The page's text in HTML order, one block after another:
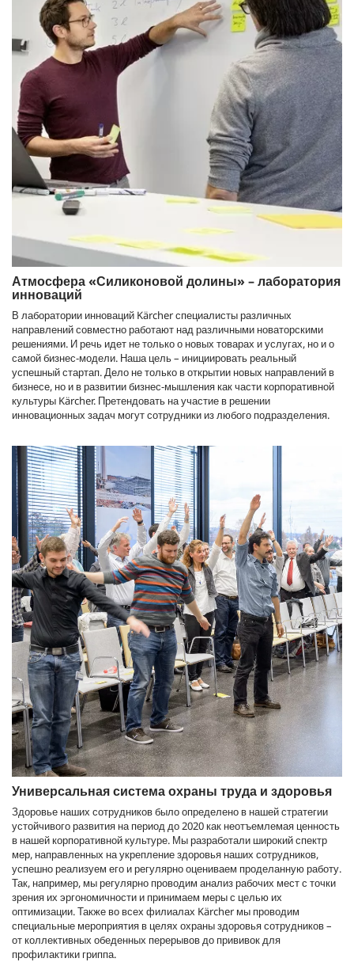
Атмосфера «Силиконовой долины» – лаборатория
инноваций
В лаборатории инноваций Kärcher специалисты различных
направлений совместно работают над различными новаторскими
решениями. И речь идет не только о новых товарах и услугах, но и о
самой бизнес-модели. Наша цель – инициировать реальный
успешный стартап. Дело не только в открытии новых направлений в
бизнесе, но и в развитии бизнес-мышления как части корпоративной
культуры Kärcher. Претендовать на участие в решении
инновационных задач могут сотрудники из любого подразделения.
Универсальная система охраны труда и здоровья
Здоровье наших сотрудников было определено в нашей стратегии
устойчивого развития на период до 2020 как неотъемлемая ценность
в нашей корпоративной культуре. Мы разработали широкий спектр
мер, направленных на укрепление здоровья наших сотрудников,
успешно реализуем его и регулярно оцениваем проделанную работу.
Так, например, мы регулярно проводим анализ рабочих мест с точки
зрения их эргономичности и принимаем меры с целью их
оптимизации. Также во всех филиалах Kärcher мы проводим
специальные мероприятия в целях охраны здоровья сотрудников –
от коллективных обеденных перерывов до прививок для
профилактики гриппа.